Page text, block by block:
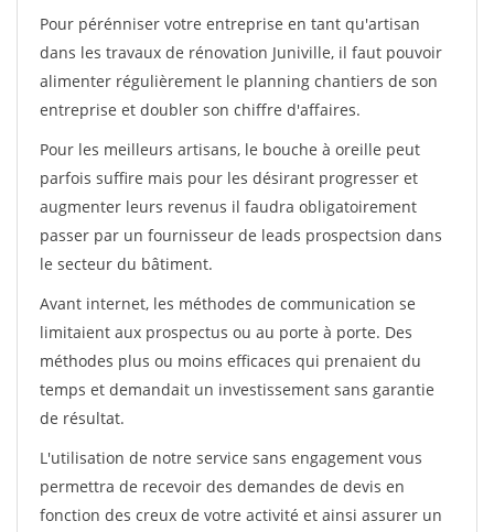
Pour pérénniser votre entreprise en tant qu'artisan
dans les travaux de rénovation Juniville, il faut pouvoir
alimenter régulièrement le planning chantiers de son
entreprise et doubler son chiffre d'affaires.
Pour les meilleurs artisans, le bouche à oreille peut
parfois suffire mais pour les désirant progresser et
augmenter leurs revenus il faudra obligatoirement
passer par un fournisseur de leads prospectsion dans
le secteur du bâtiment.
Avant internet, les méthodes de communication se
limitaient aux prospectus ou au porte à porte. Des
méthodes plus ou moins efficaces qui prenaient du
temps et demandait un investissement sans garantie
de résultat.
L'utilisation de notre service sans engagement vous
permettra de recevoir des demandes de devis en
fonction des creux de votre activité et ainsi assurer un